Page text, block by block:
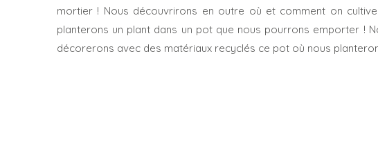
mortier ! Nous découvrirons en outre où et comment on
planterons un plant dans un pot que nous pourrons emporter !
décorerons avec des matériaux recyclés ce pot où nous